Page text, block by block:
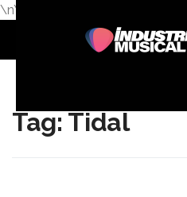
\n\n
Tag: Tidal